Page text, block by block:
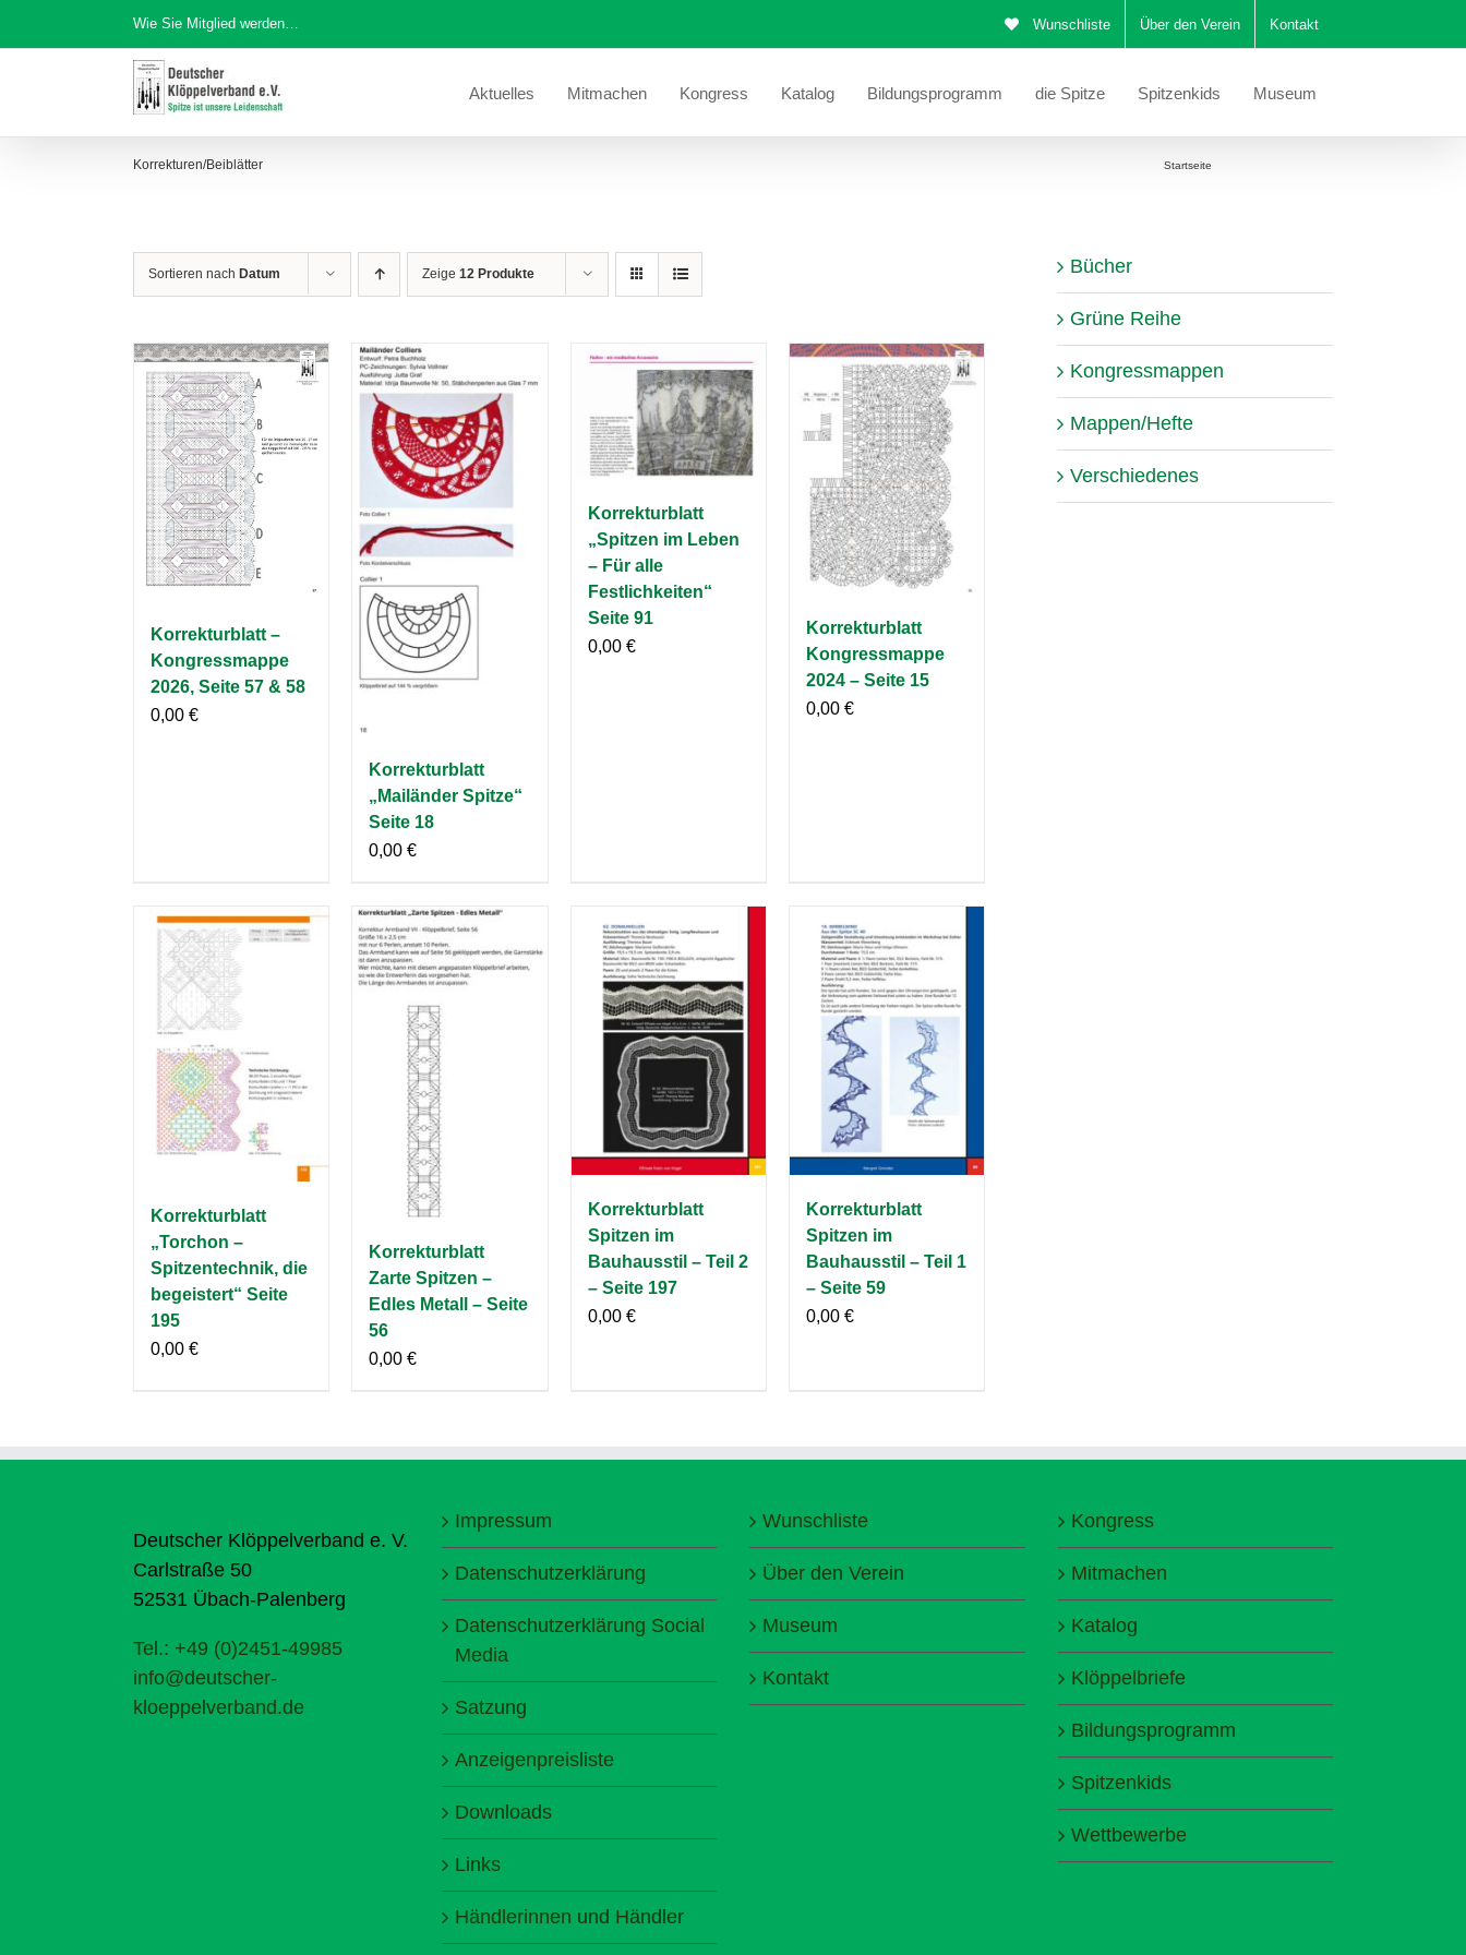
Inhalt
Wie Sie Mitglied werden… Wunschliste Über den Verein Kontakt
Aktuelles Mitmachen Kongress Katalog Bildungsprogramm die Spitze Spitzenkids Museum
Korrekturen/Beiblätter Startseite
Sortieren nach Datum Zeige 12 Produkte
Korrekturblatt –
Kongressmappe
2026, Seite 57 & 58
0,00 €
Korrekturblatt
„Mailänder Spitze“
Seite 18
0,00€
Korrekturblatt
„Spitzen im Leben
– Für alle
Festlichkeiten“
Seite 91
0,00 €
Korrekturblatt
Kongressmappe
2024 – Seite 15
0,00 €
Korrekturblatt
„Torchon –
Spitzentechnik, die
begeistert“ Seite
195
0,00 €
Korrekturblatt
Zarte Spitzen –
Edles Metall – Seite
56
0,00€
Korrekturblatt
Spitzen im
Bauhausstil – Teil 2
– Seite 197
0,00 €
Korrekturblatt
Spitzen im
Bauhausstil – Teil 1
– Seite 59
0,00 €
Bücher
Grüne Reihe
Kongressmappen
Mappen/Hefte
Verschiedenes
Deutscher Klöppelverband e. V.
Carlstraße 50
52531 Übach-Palenberg
Tel.: +49 (0)2451-49985
info@deutscher-
kloeppelverband.de
Impressum
Datenschutzerklärung
Datenschutzerklärung Social
Media
Satzung
Anzeigenpreisliste
Downloads
Links
Händlerinnen und Händler
Wunschliste
Über den Verein
Museum
Kontakt
Kongress
Mitmachen
Katalog
Klöppelbriefe
Bildungsprogramm
Spitzenkids
Wettbewerbe